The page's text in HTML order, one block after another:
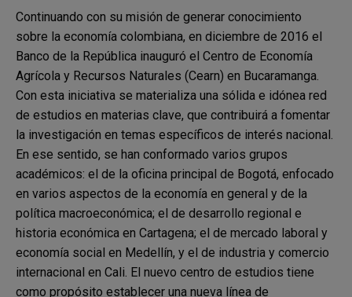
Continuando con su misión de generar conocimiento
sobre la economía colombiana, en diciembre de 2016 el
Banco de la República inauguró el Centro de Economía
Agrícola y Recursos Naturales (Cearn) en Bucaramanga.
Con esta iniciativa se materializa una sólida e idónea red
de estudios en materias clave, que contribuirá a fomentar
la investigación en temas específicos de interés nacional.
En ese sentido, se han conformado varios grupos
académicos: el de la oficina principal de Bogotá, enfocado
en varios aspectos de la economía en general y de la
política macroeconómica; el de desarrollo regional e
historia económica en Cartagena; el de mercado laboral y
economía social en Medellín, y el de industria y comercio
internacional en Cali. El nuevo centro de estudios tiene
como propósito establecer una nueva línea de